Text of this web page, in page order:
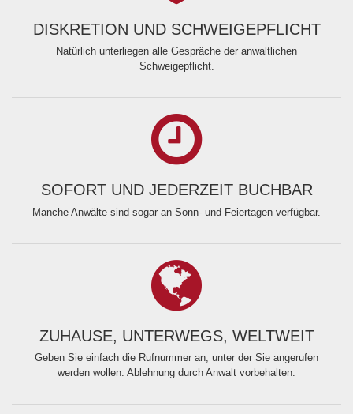
DISKRETION UND SCHWEIGEPFLICHT
Natürlich unterliegen alle Gespräche der anwaltlichen
Schweigepflicht.
SOFORT UND JEDERZEIT BUCHBAR
Manche Anwälte sind sogar an Sonn- und Feiertagen verfügbar.
ZUHAUSE, UNTERWEGS, WELTWEIT
Geben Sie einfach die Rufnummer an, unter der Sie angerufen
werden wollen. Ablehnung durch Anwalt vorbehalten.